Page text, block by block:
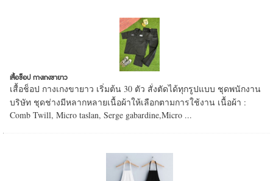
เสื้อช็อป กางเกงขายาว
เสื้อช็อป กางเกงขายาว เริ่มต้น 30 ตัว สั่งตัดได้ทุกรูปแบบ ชุดพนักงาน
บริษัท ชุดช่างมีหลากหลายเนื้อผ้าให้เลือกตามการใช้งาน เนื้อผ้า :
Comb Twill, Micro taslan, Serge gabardine,Micro ...